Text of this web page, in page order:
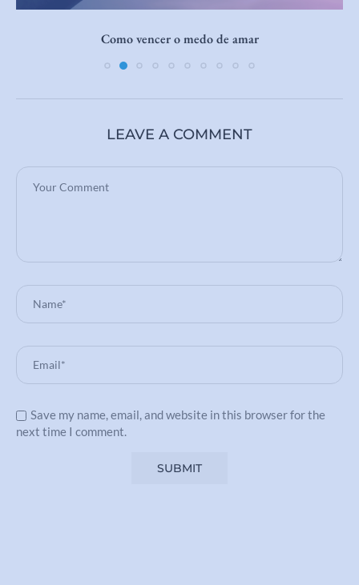
Como vencer o medo de amar
LEAVE A COMMENT
Save my name, email, and website in this browser for the
next time I comment.